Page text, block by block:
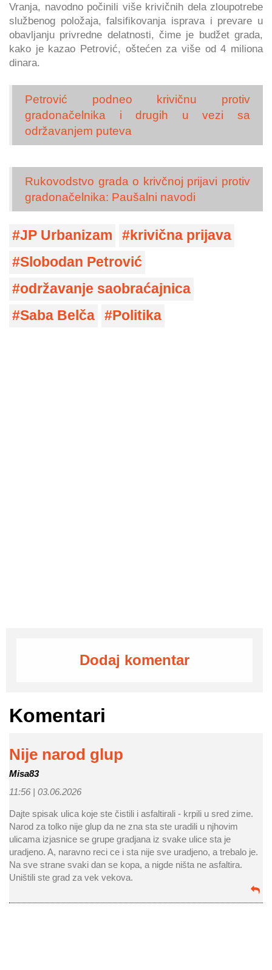
Vranja, navodno počinili više krivičnih dela zloupotrebe
službenog položaja, falsifikovanja isprava i prevare u
obavljanju privredne delatnosti, čime je budžet grada,
kako je kazao Petrović, oštećen za više od 4 miliona
dinara.
Petrović podneo krivičnu protiv
gradonačelnika i drugih u vezi sa
održavanjem puteva
Rukovodstvo grada o krivčnoj prijavi protiv
gradonačelnika: Paušalni navodi
JP Urbanizam
krivična prijava
Slobodan Petrović
održavanje saobraćajnica
Saba Belča
Politika
Dodaj komentar
Komentari
Nije narod glup
Misa83
11:56 | 03.06.2026
Dajte spisak ulica koje ste čistili i asfaltirali - krpili u sred zime.
Narod za tolko nije glup da ne zna sta ste uradili u njhovim
ulicama izjasnice se grupe gradjana iz svake ulice sta je
uradjeno. A, naravno reci ce i sta nije sve uradjeno, a trebalo je.
Na sve strane svaki dan se kopa, a nigde ništa ne asfaltira.
Uništili ste grad za vek vekova.